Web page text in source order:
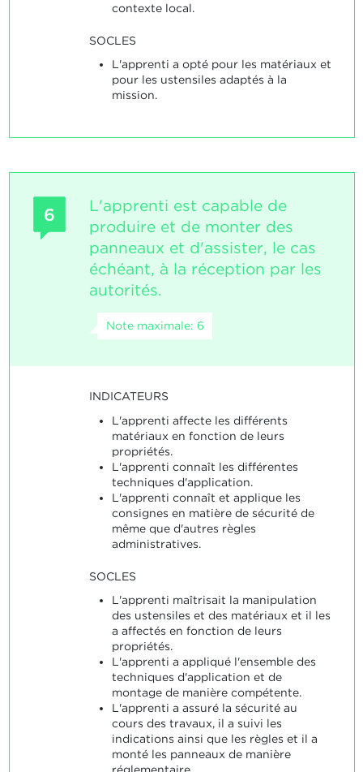
contexte local.
SOCLES
L'apprenti a opté pour les matériaux et
pour les ustensiles adaptés à la
mission.
6
L'apprenti est capable de
produire et de monter des
panneaux et d'assister, le cas
échéant, à la réception par les
autorités.
Note maximale: 6
INDICATEURS
L'apprenti affecte les différents
matériaux en fonction de leurs
propriétés.
L'apprenti connaît les différentes
techniques d'application.
L'apprenti connaît et applique les
consignes en matière de sécurité de
même que d'autres règles
administratives.
SOCLES
L'apprenti maîtrisait la manipulation
des ustensiles et des matériaux et il les
a affectés en fonction de leurs
propriétés.
L'apprenti a appliqué l'ensemble des
techniques d'application et de
montage de manière compétente.
L'apprenti a assuré la sécurité au
cours des travaux, il a suivi les
indications ainsi que les règles et il a
monté les panneaux de manière